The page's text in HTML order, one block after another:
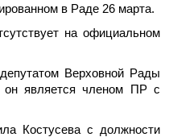
в Раде 26 марта.
на официальном
Верховной Рады
он является членом ПР с
Костусева с должности